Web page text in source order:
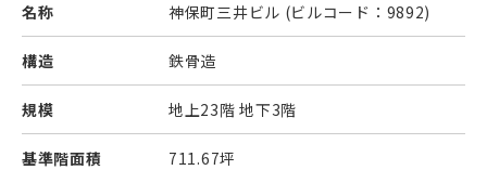
名称 神保町三井ビル (ビルコード：9892)
構造 鉄骨造
規模 地上23階 地下3階
基準階面積 711.67坪